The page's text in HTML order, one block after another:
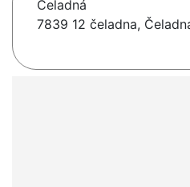
Čeladná
7839 12 čeladna,